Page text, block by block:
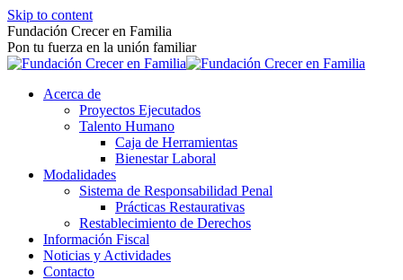
Skip to content
Fundación Crecer en Familia
Pon tu fuerza en la unión familiar
Acerca de
Proyectos Ejecutados
Talento Humano
Caja de Herramientas
Bienestar Laboral
Modalidades
Sistema de Responsabilidad Penal
Prácticas Restaurativas
Restablecimiento de Derechos
Información Fiscal
Noticias y Actividades
Contacto